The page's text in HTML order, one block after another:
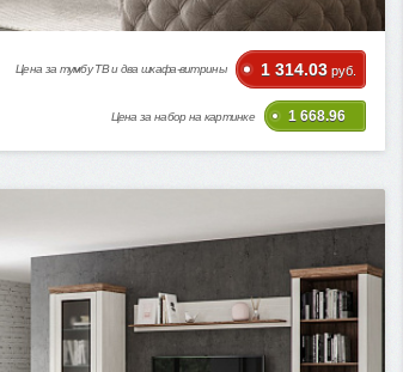
Цена за тумбу ТВ и два шкафа-витрины 1 314.03 руб.
Цена за набор на картинке 1 668.96